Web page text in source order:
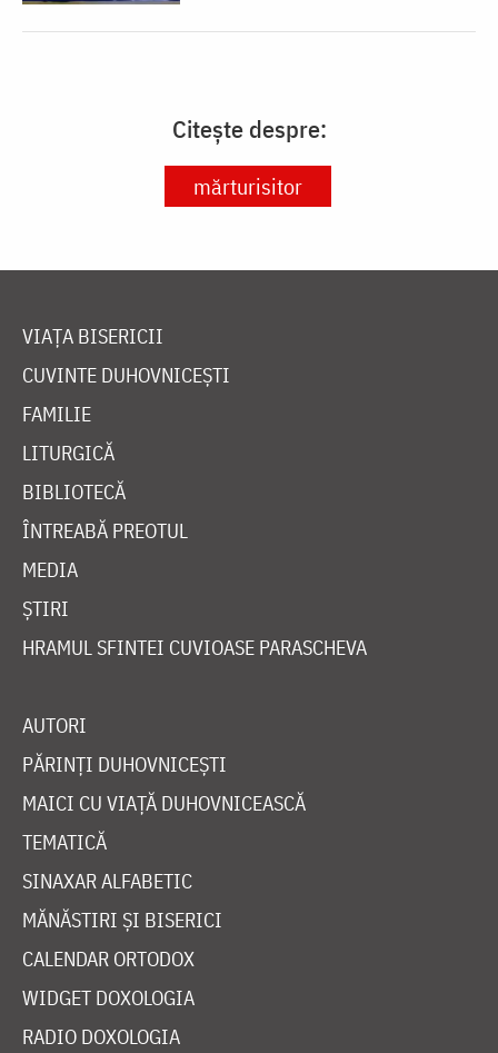
Citește despre:
mărturisitor
VIAȚA BISERICII
CUVINTE DUHOVNICEȘTI
FAMILIE
LITURGICĂ
BIBLIOTECĂ
ÎNTREABĂ PREOTUL
MEDIA
ȘTIRI
HRAMUL SFINTEI CUVIOASE PARASCHEVA
AUTORI
PĂRINȚI DUHOVNICEȘTI
MAICI CU VIAȚĂ DUHOVNICEASCĂ
TEMATICĂ
SINAXAR ALFABETIC
MĂNĂSTIRI ȘI BISERICI
CALENDAR ORTODOX
WIDGET DOXOLOGIA
RADIO DOXOLOGIA